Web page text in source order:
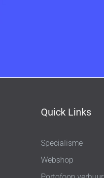
Quick Links
Specialisme
Webshop